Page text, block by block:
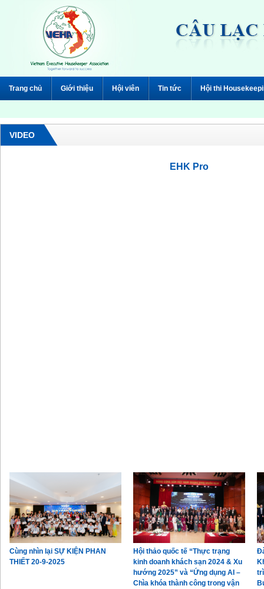
Trang chủ Giới thiệu Hội viên Tin tức Hội thi
VIDEO
EHK Pro
Cùng nhìn lại SỰ KIỆN PHAN
THIẾT 20-9-2025
Hội thảo quốc tế “Thực trạng
kinh doanh khách sạn 2024 & Xu
hướng 2025” và “Ứng dụng AI –
Chìa khóa thành công trong vận